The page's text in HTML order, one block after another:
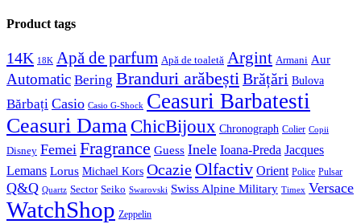
Product tags
14K 18K Apă de parfum Apă de toaletă Argint Armani Aur
Automatic Bering Branduri arăbeștiBrățări Bulova
Bărbați Casio Casio G-Shock Ceasuri Barbatesti
Ceasuri DamaChicBijoux Chronograph Colier Copii
Disney Femei Fragrance Guess Inele Ioana-Preda Jacques
Lemans Lorus Michael Kors Ocazie Olfactiv Orient Police Pulsar
Q&Q Quartz Sector Seiko Swarovski Swiss Alpine Military Timex Versace
WatchShop Zeppelin